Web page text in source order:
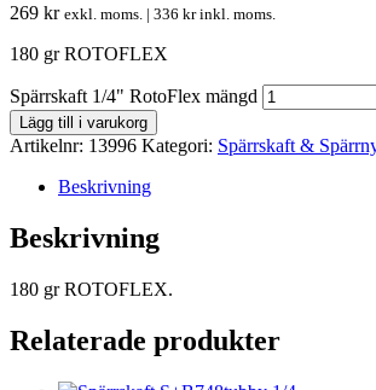
269 kr exkl. moms. | 336 krinkl. moms.
180 gr ROTOFLEX
Spärrskaft 1/4" RotoFlex mängd
Lägg till i varukorg
Artikelnr: 13996 Kategori: Spärrskaft &
Beskrivning
Beskrivning
180 gr ROTOFLEX.
Relaterade produkter